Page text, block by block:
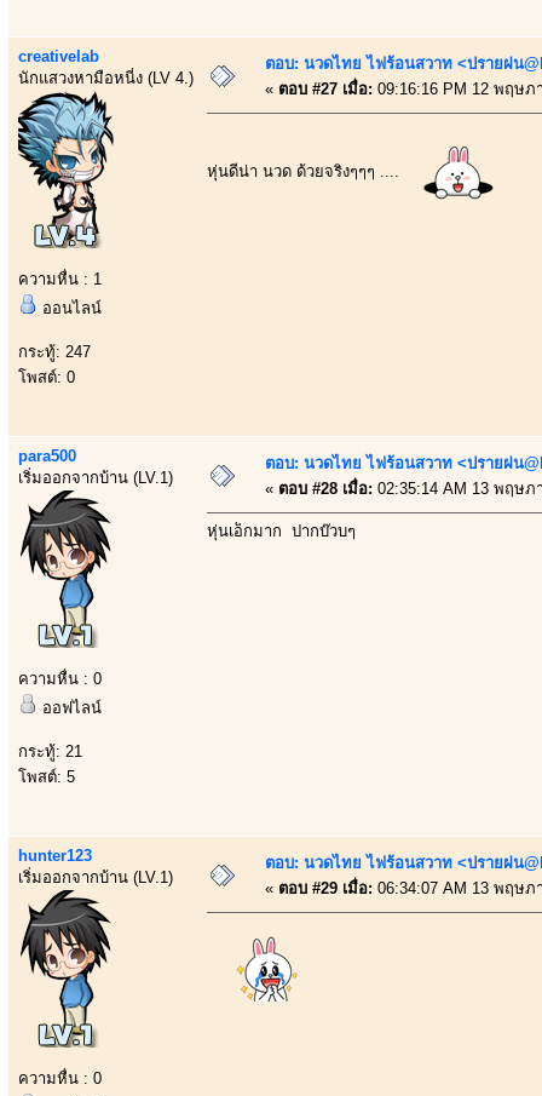
creativelab
นักแสวงหามือหนี่ง (LV 4.)
ความหื่น : 1
ออนไลน์
กระทู้: 247
โพสต์: 0
ตอบ: นวดไทย ไฟร้อนสวาท <ปรายฝน
« ตอบ #27 เมื่อ: 09:16:16 PM 12 พฤษภ
หุ่นดีน่า นวด ด้วยจริงๆๆๆ ....
para500
เริ่มออกจากบ้าน (LV.1)
ความหื่น : 0
ออฟไลน์
กระทู้: 21
โพสต์: 5
ตอบ: นวดไทย ไฟร้อนสวาท <ปรายฝน
« ตอบ #28 เมื่อ: 02:35:14 AM 13 พฤษภ
หุ่นเอ็กมาก ปากบ๊วบๆ
hunter123
เริ่มออกจากบ้าน (LV.1)
ความหื่น : 0
ตอบ: นวดไทย ไฟร้อนสวาท <ปรายฝน
« ตอบ #29 เมื่อ: 06:34:07 AM 13 พฤษภ